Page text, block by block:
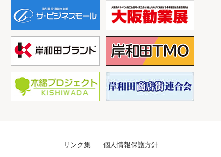
リンク集 個人情報保護方針